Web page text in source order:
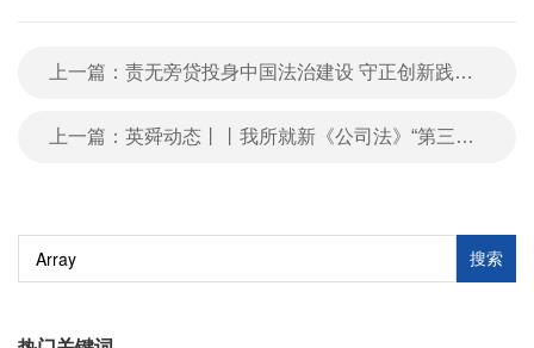
上一篇：责无旁贷投身中国法治建设 守正创新践行二十大精神
上一篇：英舜动态丨丨我所就新《公司法》“第三章有限责任公司中第二节组织结构”的主要修订内容组织第四期内训
搜索